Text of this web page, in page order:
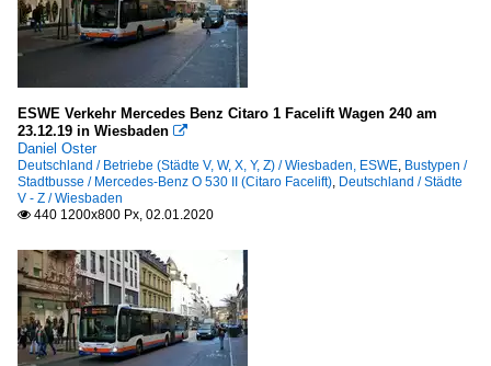
ESWE Verkehr Mercedes Benz Citaro 1 Facelift Wagen 240 am
23.12.19 in Wiesbaden 
Daniel Oster
Deutschland / Betriebe (Städte V, W, X, Y, Z) / Wiesbaden, ESWE, Bustypen /
Stadtbusse / Mercedes-Benz O 530 II (Citaro Facelift), Deutschland / Städte
V - Z / Wiesbaden
 440 1200x800 Px, 02.01.2020